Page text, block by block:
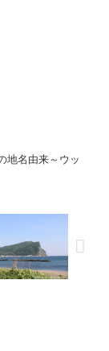
地名由来～ウッ